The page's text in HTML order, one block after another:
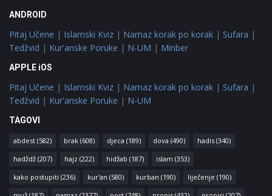
ANDROID
Pitaj Učene | Islamski Kviz | Namaz korak po korak | Sufara |
Tedžvid | Kur'anske Poruke | N-UM | Minber
APPLE iOS
Pitaj Učene | Islamski Kviz | Namaz korak po korak | Sufara |
Tedžvid | Kur'anske Poruke | N-UM
TAGOVI
abdest (582) brak (608) djeca (189) dova (490) hadis (340)
hadždž (207) hajz (222) hidžab (187) islam (353)
kako postupiti (236) kur'an (580) kurban (190) liječenje (190)